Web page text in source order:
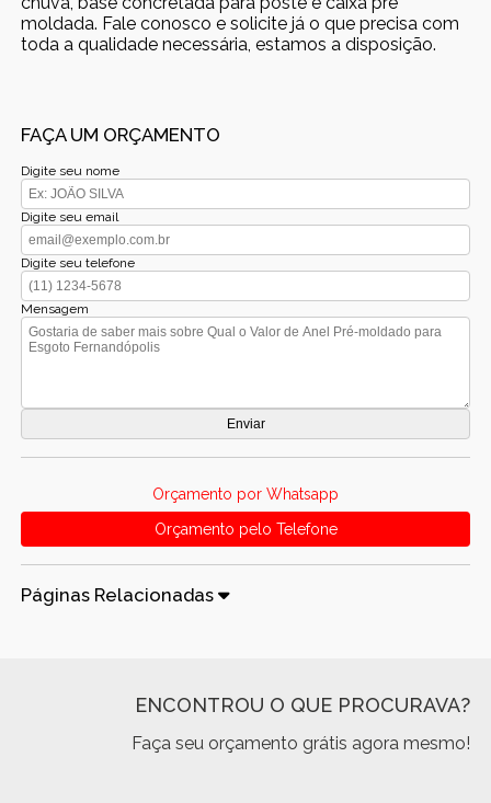
moldada. Fale conosco e solicite já o que precisa com
toda a qualidade necessária, estamos a disposição.
FAÇA UM ORÇAMENTO
Digite seu nome
Digite seu email
Digite seu telefone
Mensagem
Orçamento por Whatsapp
Orçamento pelo Telefone
Páginas Relacionadas
ENCONTROU O QUE PROCURAVA?
Faça seu orçamento grátis agora mesmo!